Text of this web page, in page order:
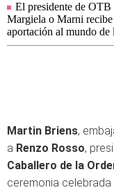
El presidente de OTB
Margiela o Marni
aportación al mundo de
Martin Briens,
a Renzo Rosso,
Caballero de la
ceremonia celebrada